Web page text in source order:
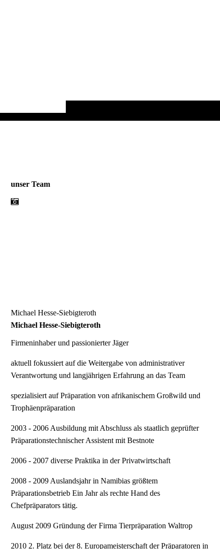
unser Team
Michael Hesse-Siebigteroth
Michael Hesse-Siebigteroth
Firmeninhaber und passionierter Jäger
aktuell fokussiert aufdie Weitergabe von administrativer
Verantwortung und langjährigen Erfahrung an das Team
spezialisiert aufPräparation von afrikanischem Großwild und
Trophäenpräparation
2003 - 2006 Ausbildung mit Abschluss als staatlich geprüfter
Präparationstechnischer Assistent mit Bestnote
2006 - 2007diverse Praktika in der Privatwirtschaft
2008 - 2009 Auslandsjahr in Namibias größtem
Präparationsbetrieb Ein Jahr als rechte Hand des
Chefpräparators tätig.
August 2009Gründung der Firma Tierpräparation Waltrop
2010 2. Platz bei der 8. Europameisterschaft der Präparatoren in